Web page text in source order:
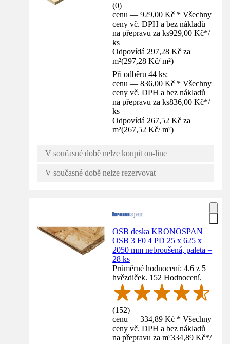
(0)
cenu — 929,00 Kč * Všechny
ceny vč. DPH a bez nákladů
na přepravu za ks929,00 Kč*/
ks
Odpovídá 297,28 Kč za
m²(297,28 Kč/ m²)
Při odběru 44 ks:
cenu — 836,00 Kč * Všechny
ceny vč. DPH a bez nákladů
na přepravu za ks836,00 Kč*/
ks
Odpovídá 267,52 Kč za
m²(267,52 Kč/ m²)
V současné době nelze koupit on-line
V současné době nelze rezervovat
OSB deska KRONOSPAN
OSB 3 F0 4 PD 25 x 625 x
2050 mm nebroušená, paleta =
28 ks
Průměrné hodnocení: 4.6 z 5
hvězdiček. 152 Hodnocení.
(152)
cenu — 334,89 Kč * Všechny
ceny vč. DPH a bez nákladů
na přepravu za m²334,89 Kč*/